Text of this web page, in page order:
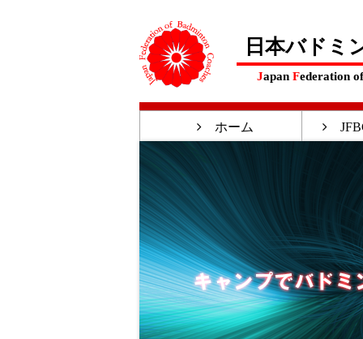
日本バドミ
Japan Federation
ホーム